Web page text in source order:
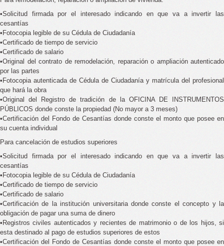
•Solicitud firmada por el interesado indicando en que va a invertir las
cesantías
•Fotocopia legible de su Cédula de Ciudadanía
•Certificado de tiempo de servicio
•Certificado de salario
•Original del contrato de remodelación, reparación o ampliación autenticado
por las partes
•Fotocopia autenticada de Cédula de Ciudadanía y matrícula del profesional
que hará la obra
•Original del Registro de tradición de la OFICINA DE INSTRUMENTOS
PÚBLICOS donde conste la propiedad (No mayor a 3 meses)
•Certificación del Fondo de Cesantías donde conste el monto que posee en
su cuenta individual
Para cancelación de estudios superiores
•Solicitud firmada por el interesado indicando en que va a invertir las
cesantías
•Fotocopia legible de su Cédula de Ciudadanía
•Certificado de tiempo de servicio
•Certificado de salario
•Certificación de la institución universitaria donde conste el concepto y la
obligación de pagar una suma de dinero
•Registros civiles autenticados y recientes de matrimonio o de los hijos, si
esta destinado al pago de estudios superiores de estos
•Certificación del Fondo de Cesantías donde conste el monto que posee en